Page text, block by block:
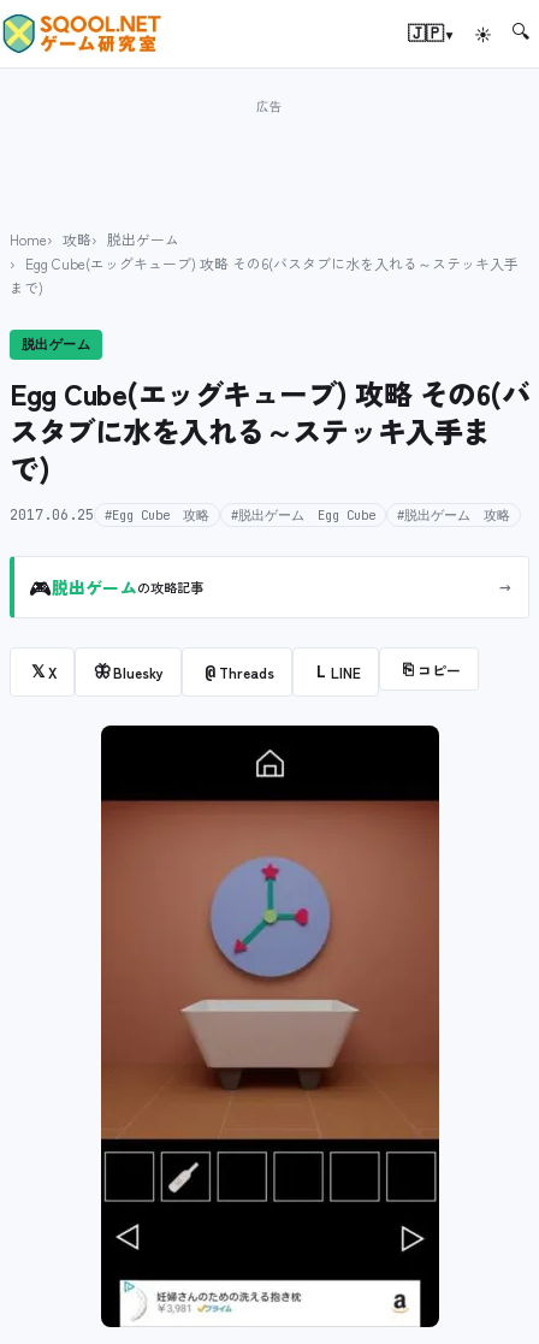
🇯🇵▾ ☀ 🔍
Home 攻略
脱出ゲーム
Egg Cube(エッグキューブ) 攻略 その6(バスタブに水を入れる～ステッキ入手
まで)
脱出ゲーム
Egg Cube(エッグキューブ) 攻略 その6(バ
スタブに水を入れる～ステッキ入手ま
で)
2017.06.25 #Egg Cube 攻略 #脱出ゲーム Egg Cube #脱出ゲーム 攻略
🎮脱出ゲームの攻略記事 →
𝕏X 🦋Bluesky @ Threads L LINE ⎘ コピー